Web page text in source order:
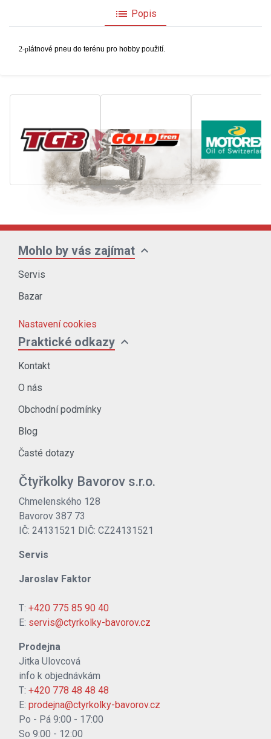
list Popis
2-plátnové pneu do terénu pro hobby použití.
Mohlo by vás zajímat expand_more
Servis
Bazar
Nastavení cookies
Praktické odkazy expand_more
Kontakt
O nás
Obchodní podmínky
Blog
Časté dotazy
Čtyřkolky Bavorov s.r.o.
Chmelenského 128
Bavorov 387 73
IČ: 24131521 DIČ: CZ24131521
Servis
Jaroslav Faktor
T: +420 775 85 90 40
E: servis@ctyrkolky-bavorov.cz
Prodejna
Jitka Ulovcová
info k objednávkám
T: +420 778 48 48 48
E: prodejna@ctyrkolky-bavorov.cz
Po - Pá 9:00 - 17:00
So 9:00 - 12:00